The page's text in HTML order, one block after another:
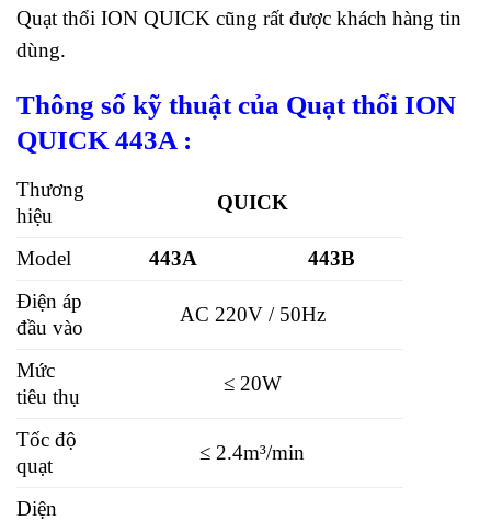
Quạt thổi ION QUICK cũng rất được khách hàng tin
dùng.
Thông số kỹ thuật của Quạt thổi ION
QUICK 443A :
Thương
hiệu
QUICK
Model 443A
443B
Điện áp
đầu vào
AC 220V / 50Hz
Mức
tiêu thụ
≤ 20W
Tốc độ
quạt
≤ 2.4m³/min
Diện